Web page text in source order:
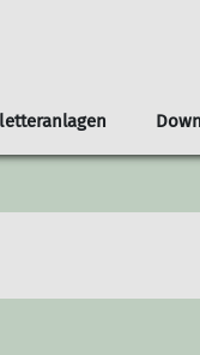
Wintersport